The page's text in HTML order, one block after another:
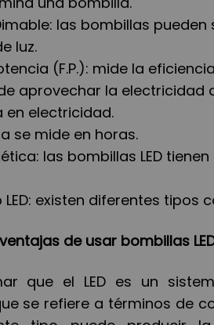
las bombillas pueden
luz.
(F.P.): mide la
aprovechar la electricidad
en electricidad.
se mide en horas.
las bombillas LED
existen diferentes tipos
de usar bombillas
que el LED es un
se refiere a términos de